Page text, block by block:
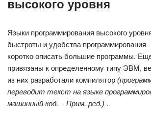
высокого уровня
Языки программирования высокого
быстроты и удобства программирования
коротко описать большие программы.
привязаны к определенному типу ЭВМ,
из них разработали компилятор
переводит текст на языке
машинный код. – Прим. ред.) .